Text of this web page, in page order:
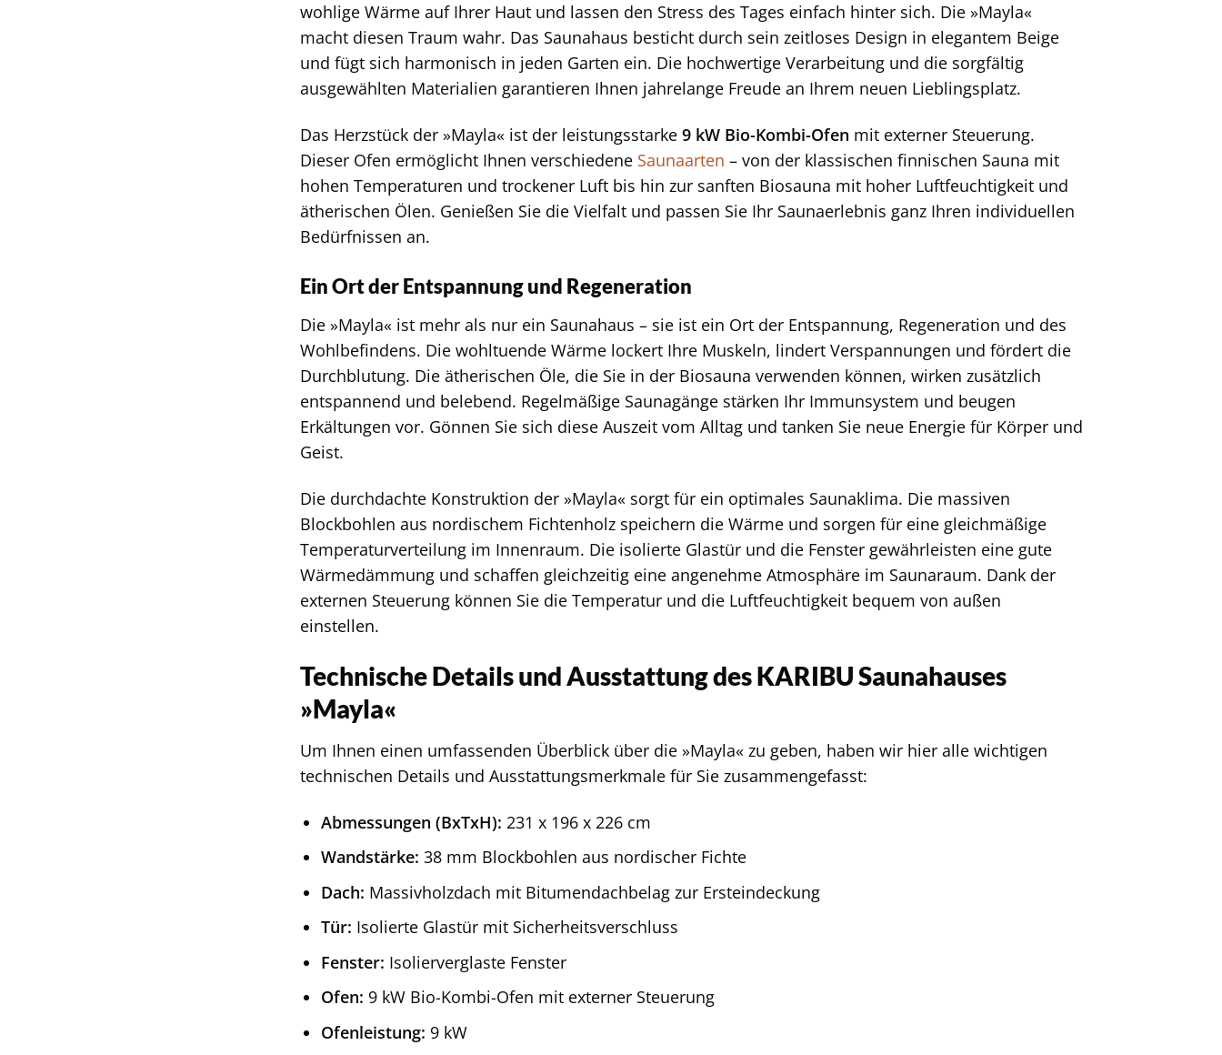
wohlige Wärme auf Ihrer Haut und lassen den Stress des Tages einfach hinter sich. Die »Mayla«
macht diesen Traum wahr. Das Saunahaus besticht durch sein zeitloses Design in elegantem Beige
und fügt sich harmonisch in jeden Garten ein. Die hochwertige Verarbeitung und die sorgfältig
ausgewählten Materialien garantieren Ihnen jahrelange Freude an Ihrem neuen Lieblingsplatz.
Das Herzstück der »Mayla« ist der leistungsstarke9 kW Bio-Kombi-Ofen mit externer Steuerung.
Dieser Ofen ermöglicht Ihnen verschiedene Saunaarten – von der klassischen finnischen Sauna mit
hohen Temperaturen und trockener Luft bis hin zur sanften Biosauna mit hoher Luftfeuchtigkeit und
ätherischen Ölen. Genießen Sie die Vielfalt und passen Sie Ihr Saunaerlebnis ganz Ihren individuellen
Bedürfnissen an.
Ein Ort der Entspannung und Regeneration
Die »Mayla« ist mehr als nur ein Saunahaus – sie ist ein Ort der Entspannung, Regeneration und des
Wohlbefindens. Die wohltuende Wärme lockert Ihre Muskeln, lindert Verspannungen und fördert die
Durchblutung. Die ätherischen Öle, die Sie in der Biosauna verwenden können, wirken zusätzlich
entspannend und belebend. Regelmäßige Saunagänge stärken Ihr Immunsystem und beugen
Erkältungen vor. Gönnen Sie sich diese Auszeit vom Alltag und tanken Sie neue Energie für Körper und
Geist.
Die durchdachte Konstruktion der »Mayla« sorgt für ein optimales Saunaklima. Die massiven
Blockbohlen aus nordischem Fichtenholz speichern die Wärme und sorgen für eine gleichmäßige
Temperaturverteilung im Innenraum. Die isolierte Glastür und die Fenster gewährleisten eine gute
Wärmedämmung und schaffen gleichzeitig eine angenehme Atmosphäre im Saunaraum. Dank der
externen Steuerung können Sie die Temperatur und die Luftfeuchtigkeit bequem von außen
einstellen.
Technische Details und Ausstattung des KARIBU Saunahauses
»Mayla«
Um Ihnen einen umfassenden Überblick über die »Mayla« zu geben, haben wir hier alle wichtigen
technischen Details und Ausstattungsmerkmale für Sie zusammengefasst:
Abmessungen (BxTxH): 231 x 196 x 226 cm
Wandstärke: 38 mm Blockbohlen aus nordischer Fichte
Dach: Massivholzdach mit Bitumendachbelag zur Ersteindeckung
Tür: Isolierte Glastür mit Sicherheitsverschluss
Fenster: Isolierverglaste Fenster
Ofen: 9 kW Bio-Kombi-Ofen mit externer Steuerung
Ofenleistung: 9 kW